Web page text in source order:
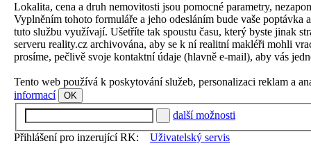
Lokalita, cena a druh nemovitosti jsou pomocné parametry,
Vyplněním tohoto formuláře a jeho odesláním bude vaše
tuto službu využívají. Ušetříte tak spoustu času, který byste jinak
serveru reality.cz archivována, aby se k ní realitní makléři mohli
prosíme, pečlivě svoje kontaktní údaje (hlavně e-mail), aby vás
Tento web používá k poskytování služeb, personalizaci reklam a
informací
OK
další možnosti
Přihlášení pro inzerující RK:
Uživatelský servis